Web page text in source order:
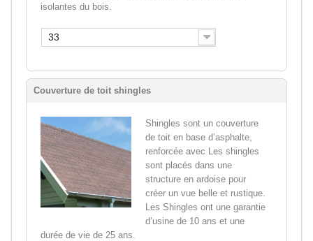
isolantes du bois.
33
Couverture de toit shingles
Shingles sont un couverture
de toit en base d’asphalte,
renforcée avec Les shingles
sont placés dans une
structure en ardoise pour
créer un vue belle et rustique.
Les Shingles ont une garantie
d’usine de 10 ans et une
durée de vie de 25 ans.